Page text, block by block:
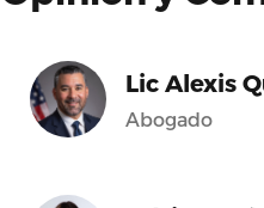
Lic Alexis
Abogado